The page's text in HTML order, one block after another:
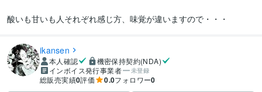
酸いも甘いも人それぞれ感じ方、味覚が違いますので・・・
ikansen
本人確認
機密保持契約(NDA)
インボイス発行事業者
未登録
総販売実績0評価 0.0フォロワー0